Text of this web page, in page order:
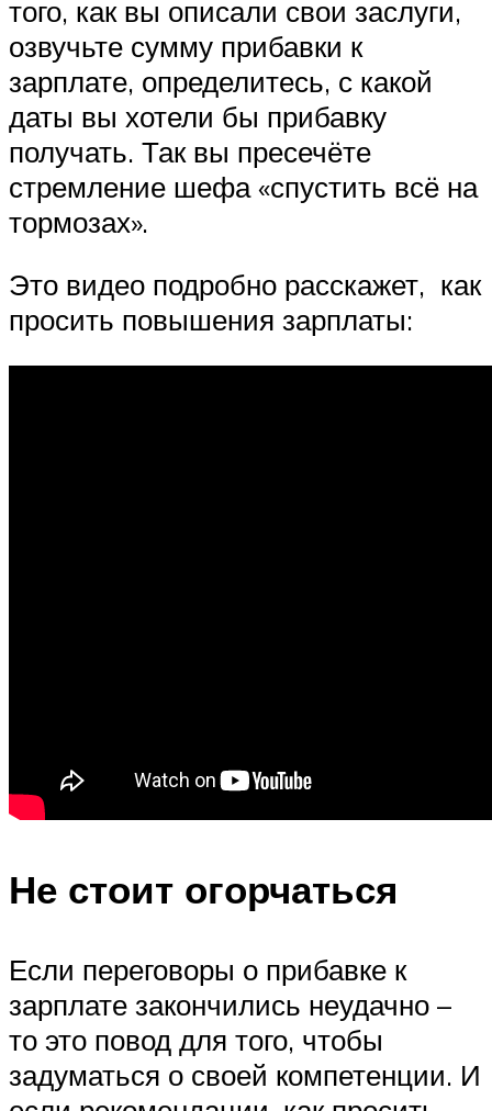
того, как вы описали свои заслуги,
озвучьте сумму прибавки к
зарплате, определитесь, с какой
даты вы хотели бы прибавку
получать. Так вы пресечёте
стремление шефа «спустить всё на
тормозах».
Это видео подробно расскажет, как
просить повышения зарплаты:
Не стоит огорчаться
Если переговоры о прибавке к
зарплате закончились неудачно –
то это повод для того, чтобы
задуматься о своей компетенции. И